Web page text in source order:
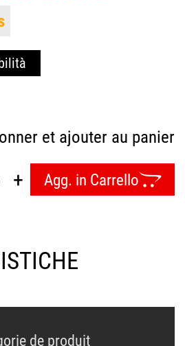
et ajouter au panier
Quantità
Agg. in Carrello
de produit